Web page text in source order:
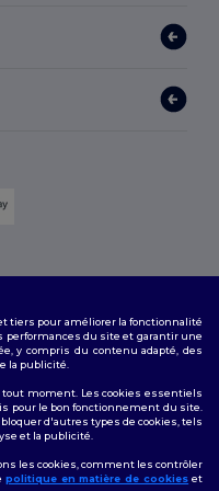
tiers pour améliorer la fonctionnalité
performances du site et garantir une
y compris du contenu adapté, des
la publicité.
tout moment. Les cookies essentiels
pour le bon fonctionnement du site.
d'autres types de cookies, tels
et la publicité.
les cookies, comment les contrôler
politique en matière de cookies et